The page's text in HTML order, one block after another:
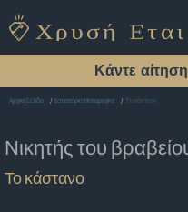
Κάντε
Αρχική Σελίδα Εστιατόριο Ματαραγκα Το κάστανο
Νικητής του
Το κάστανο